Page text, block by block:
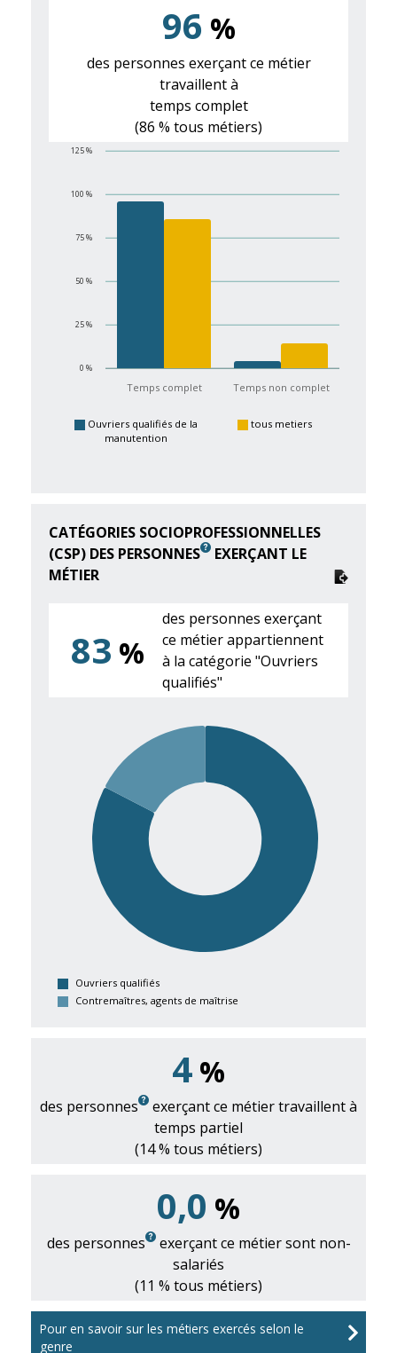
96 %
des personnes exerçant ce métier
travaillent à
temps complet
(86 % tous métiers)
Temps complet Temps non complet
0 %
25 %
50 %
75 %
100 %
125 %
Ouvriers qualifiés de la
manutention
tous metiers
CATÉGORIES SOCIOPROFESSIONNELLES
(CSP) DES PERSONNES
EXERÇANT LE
MÉTIER
83 %
des personnes exerçant
ce métier appartiennent
à la catégorie "Ouvriers
qualifiés"
Ouvriers qualifiés
Contremaîtres, agents de maîtrise
4 %
des personnes
exerçant ce métier travaillent à
temps partiel
(14 % tous métiers)
0,0 %
des personnes exerçant ce métier sont non-
salariés
(11 % tous métiers)
Pour en savoir sur les métiers exercés selon le
genre